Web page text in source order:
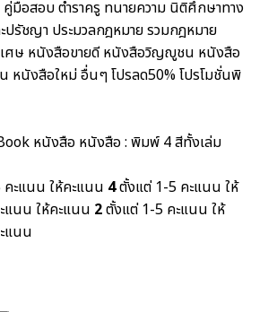
คู่มือสอบตำราครู ทนายความ นิติศึกษาทาง
ปรัชญา ประมวลกฎหมาย รวมกฎหมาย
ศษ หนังสือขายดี หนังสือวิญญูชน หนังสือ
หนังสือใหม่อื่นๆโปรลด50%โปรโมชั่นพิ
หนังสือ หนังสือ : พิมพ์ 4 สีทั้งเล่ม
คะแนน ให้คะแนน 4ตั้งแต่ 1-5 คะแนน ให้
แนน ให้คะแนน 2ตั้งแต่ 1-5 คะแนน ให้
แนน